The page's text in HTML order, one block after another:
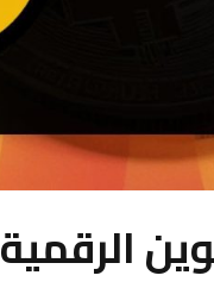
الرقمية